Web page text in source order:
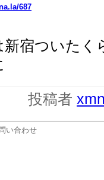
687
新宿ついたく
投稿者
い合わせ